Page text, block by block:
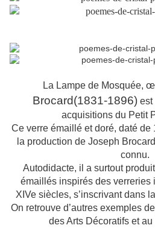
La Lampe de Mosquée,
Brocard(1831-1896) est
acquisitions du Petit
Ce verre émaillé et doré, daté de
la production de Joseph
connu.
Autodidacte, il a surtout
émaillés inspirés des verreries
XIVe siècles, s’inscrivant dans
On retrouve d’autres exemples
des Arts Décoratifs et au